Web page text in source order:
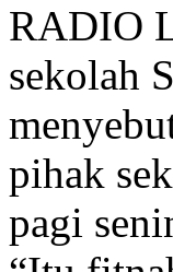
RADIO
sekolah
pihak
pagi